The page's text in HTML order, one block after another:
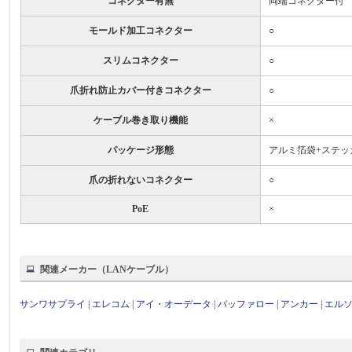
モールド加工コネクター ○
スリムコネクター ○
爪折れ防止カバー付きコネクター ○
ケーブル巻き取り機能 ×
パッケージ形態 アルミ箔袋+ステッ
爪の折れないコネクター ○
PoE ×
関連メーカー（LANケーブル）
サンワサプライ エレコム アイ・オーデータ |バッファロー アンカー エル